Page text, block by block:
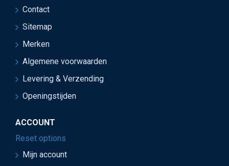
Contact
Sitemap
Merken
Algemene voorwaarden
Levering & Verzending
Openingstijden
ACCOUNT
Reset options
Mijn account